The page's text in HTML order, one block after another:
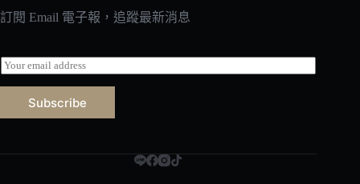
訂閱 Email 電子報，追蹤最新消息
E
m
a
l
Subscribe